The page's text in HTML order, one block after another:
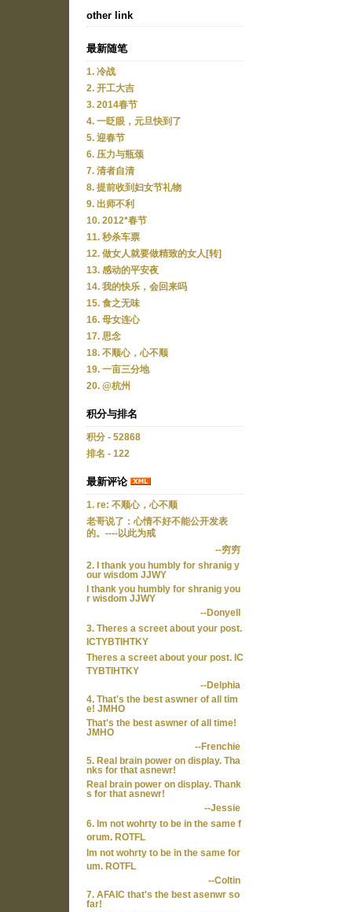
other link
最新随笔
1. 冷战
2. 开工大吉
3. 2014春节
4. 一眨眼，元旦快到了
5. 迎春节
6. 压力与瓶颈
7. 清者自清
8. 提前收到妇女节礼物
9. 出师不利
10. 2012*春节
11. 秒杀车票
12. 做女人就要做精致的女人[转]
13. 感动的平安夜
14. 我的快乐，会回来吗
15. 食之无味
16. 母女连心
17. 思念
18. 不顺心，心不顺
19. 一亩三分地
20. @杭州
积分与排名
积分 - 52868
排名 - 122
最新评论
1. re: 不顺心，心不顺
老哥说了：心情不好不能公开发表
的。----以此为戒
--穷穷
2. I thank you humbly for shranig y
our wisdom JJWY
I thank you humbly for shranig you
r wisdom JJWY
--Donyell
3. Theres a screet about your post.
ICTYBTIHTKY
Theres a screet about your post. IC
TYBTIHTKY
--Delphia
4. That's the best aswner of all tim
e! JMHO
That's the best aswner of all time!
JMHO
--Frenchie
5. Real brain power on display. Tha
nks for that asnewr!
Real brain power on display. Thank
s for that asnewr!
--Jessie
6. Im not wohrty to be in the same f
orum. ROTFL
Im not wohrty to be in the same for
um. ROTFL
--Coltin
7. AFAIC that's the best asenwr so
far!